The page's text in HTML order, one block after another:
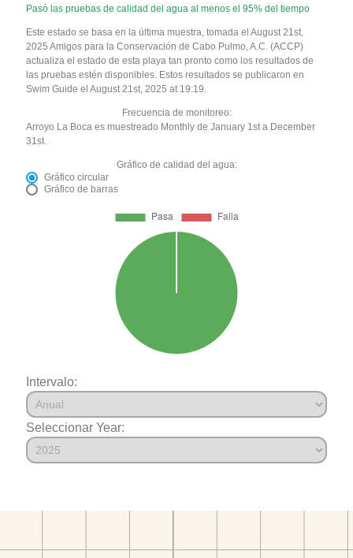
Pasó las pruebas de calidad del agua al menos el 95% del tiempo
Este estado se basa en la última muestra, tomada el August 21st,
2025 Amigos para la Conservación de Cabo Pulmo, A.C. (ACCP)
actualiza el estado de esta playa tan pronto como los resultados de
las pruebas estén disponibles. Estos resultados se publicaron en
Swim Guide el August 21st, 2025 at 19:19.
Frecuencia de monitoreo:
Arroyo La Boca es muestreado Monthly de January 1st a December
31st.
Gráfico de calidad del agua:
Gráfico circular
Gráfico de barras
Intervalo:
Seleccionar Year: